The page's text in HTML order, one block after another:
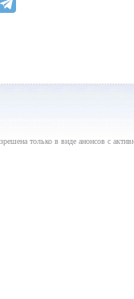
только в виде анонсов с